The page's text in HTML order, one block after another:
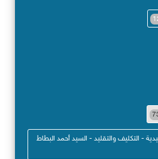
- التكليف والتقليد - السيد أحمد البطاط